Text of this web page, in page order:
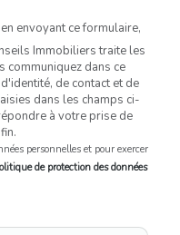
envoyant ce formulaire,
Immobiliers traite les
communiquez dans ce
de contact et de
dans les champs ci-
à votre prise de
personnelles et pour exercer
de protection des données